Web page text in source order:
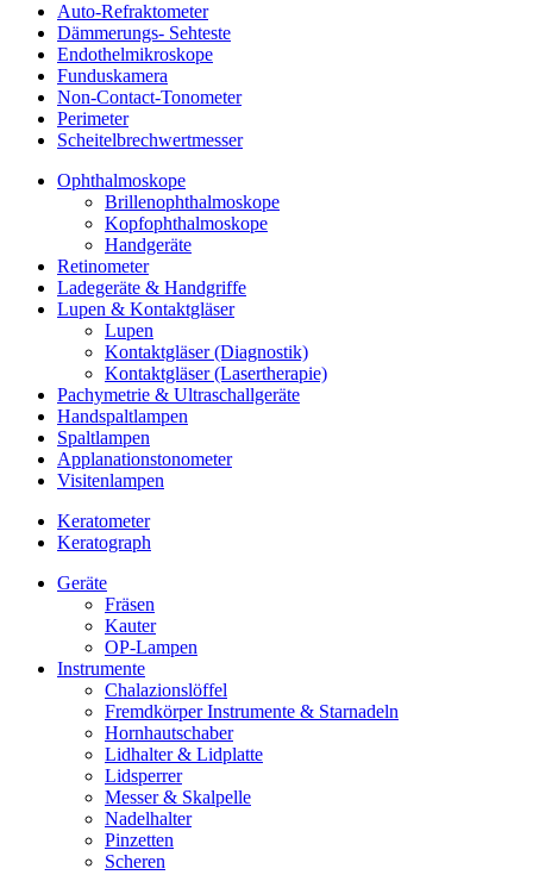
Auto-Refraktometer
Dämmerungs- Sehteste
Endothelmikroskope
Funduskamera
Non-Contact-Tonometer
Perimeter
Scheitelbrechwertmesser
Ophthalmoskope
Brillenophthalmoskope
Kopfophthalmoskope
Handgeräte
Retinometer
Ladegeräte & Handgriffe
Lupen & Kontaktgläser
Lupen
Kontaktgläser (Diagnostik)
Kontaktgläser (Lasertherapie)
Pachymetrie & Ultraschallgeräte
Handspaltlampen
Spaltlampen
Applanationstonometer
Visitenlampen
Keratometer
Keratograph
Geräte
Fräsen
Kauter
OP-Lampen
Instrumente
Chalazionslöffel
Fremdkörper Instrumente & Starnadeln
Hornhautschaber
Lidhalter & Lidplatte
Lidsperrer
Messer & Skalpelle
Nadelhalter
Pinzetten
Scheren